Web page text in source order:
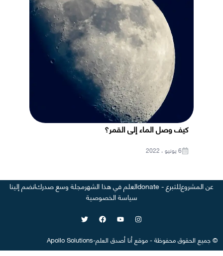
كيف وصل الماء إلى القمر؟
6 يونيو ، 2022
عن المشروعللتبرع - donate العلم في هذا الشهرمجلة وسع صدركانضم إلينا
سياسة الخصوصية
©جميع الحقوق محفوظة-موقع أنا أصدق العلم-
Apollo Solutions